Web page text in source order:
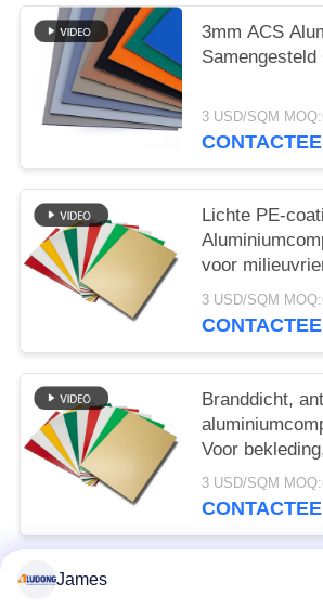
3mm ACS
Samengesteld
3 USD/SQM
Lichte PE-
voor
borden,
3 USD/SQM
Branddicht,
Voor
interieur
3 USD/SQM
populaire categorieën
James